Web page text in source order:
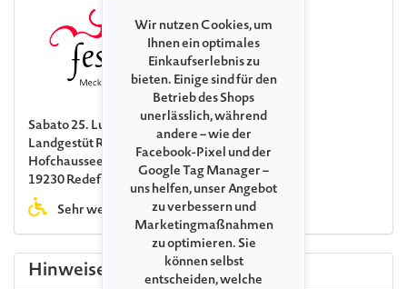
Sabato 25. Luglio 2026 11:00
Landgestüt Redefin
Hofchaussee
19230 Redefin
Sehr weite, unbefestigte Wege
Hinweise
Wir nutzen Cookies, um
Ihnen ein optimales
Einkaufserlebnis zu
bieten. Einige sind für den
Betrieb des Shops
unerlässlich, während
andere – wie der
Facebook-Pixel und der
Google Tag Manager –
uns helfen, unser Angebot
zu verbessern und
Marketingmaßnahmen
zu optimieren. Sie
können selbst
entscheiden, welche